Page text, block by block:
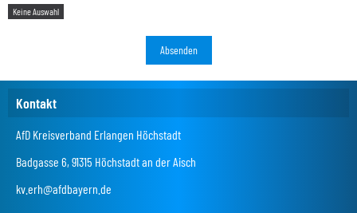
Keine Auswahl
Kontakt
AfD Kreisverband Erlangen Höchstadt
Badgasse 6, 91315 Höchstadt an der Aisch
kv.erh@afdbayern.de